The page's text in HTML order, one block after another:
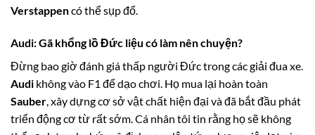
Verstappencó thể sụp đổ.
Audi: Gã khổng lồ Đức liệu có làm nên chuyện?
Đừng bao giờ đánh giá thấp người Đức trong các giải đua xe.
Audi không vào F1 để dạo chơi. Họ mua lại hoàn toàn
Sauber , xây dựng cơ sở vật chất hiện đại và đã bắt đầu phát
triển động cơ từ rất sớm. Cá nhân tôi tin rằng họ sẽ không